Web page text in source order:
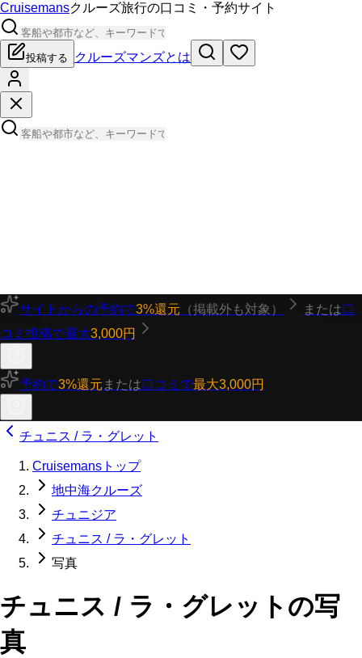
Cruisemansクルーズ旅行の口コミ・予約サイト
投稿する クルーズマンズとは
サイトからの予約で3%還元 （掲載外も対象） または口
コミ投稿で最大3,000円
予約で3%還元 または口コミで最大3,000円
チュニス / ラ・グレット
Cruisemansトップ
地中海クルーズ
チュニジア
チュニス / ラ・グレット
写真
チュニス / ラ・グレットの写
真